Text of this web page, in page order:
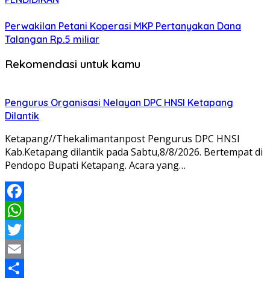
Perwakilan Petani Koperasi MKP Pertanyakan Dana
Talangan Rp.5 miliar
Rekomendasi untuk kamu
Pengurus Organisasi Nelayan DPC HNSI Ketapang
Dilantik
Ketapang//Thekalimantanpost Pengurus DPC HNSI
Kab.Ketapang dilantik pada Sabtu,8/8/2026. Bertempat di
Pendopo Bupati Ketapang. Acara yang…
Facebook
WhatsApp
Twitter
Email